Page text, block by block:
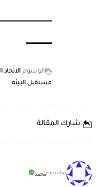
الوسوم الاتحاد
مستقبل البيئة
شارك المقالة
بواسطةمحمد